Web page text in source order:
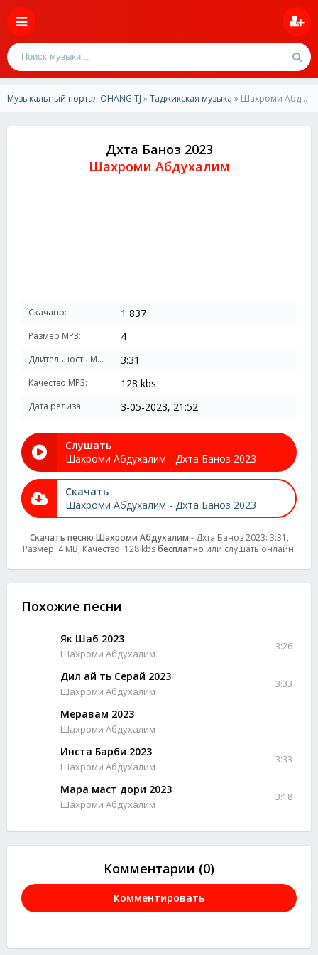
Музыкальный портал OHANG.TJ »Таджикская музыка » Шахроми Абдухалим - Дхта Баноз 2023
Дхта Баноз 2023
Шахроми Абдухалим
Скачано: 1 837
Размер MP3: 4
Длительность MP3: 3:31
Качество MP3: 128 kbs
Дата релиза: 3-05-2023, 21:52
Слушать
Шахроми Абдухалим - Дхта Баноз 2023
Скачать
Шахроми Абдухалим - Дхта Баноз 2023
Скачать песню Шахроми Абдухалим - Дхта Баноз 2023: 3:31,
Размер: 4 MB, Качество: 128 kbsбесплатно или слушать онлайн!
Похожие песни
Як Шаб 2023
Шахроми Абдухалим
3:26
Дил ай ть Серай 2023
Шахроми Абдухалим
3:33
Меравам 2023
Шахроми Абдухалим
Инста Барби 2023
Шахроми Абдухалим
3:33
Мара маст дори 2023
Шахроми Абдухалим
3:18
Комментарии (0)
Комментировать